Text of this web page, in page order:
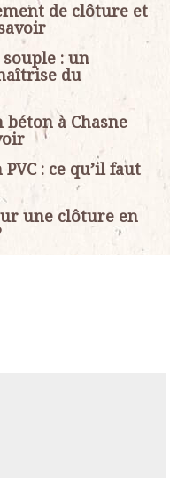
de clôture et
: un
du
à Chasne
: ce qu’il faut
une clôture en